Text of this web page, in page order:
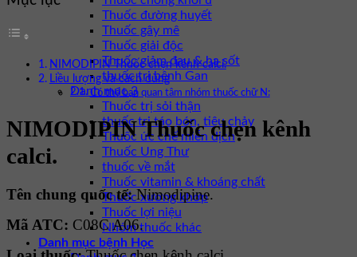
Thuốc đường huyết
Thuốc gây mê
Thuốc giải độc
Thuốc giảm đau & hạ sốt
thuốc trị bệnh Gan
Danh mục 3
Thuốc trị sỏi thận
thuốc trị táo bón, tiêu chảy
Thuốc ức chế miễn dịch
Thuốc Ung Thư
thuốc về mắt
Thuốc vitamin & khoáng chất
Thuốc xương khớp
Thuốc lợi niệu
Nhóm thuốc khác
Danh mục bệnh Học
NIMODIPIN Thuốc chẹn kênh calci.
Liều lượng và cách dùng
Có thể bạn quan tâm nhóm thuốc chữ N:
NIMODIPIN Thuốc chẹn kênh
calci.
Tên chung quốc tế:Nimodipine.
Mã ATC: C08C A06.